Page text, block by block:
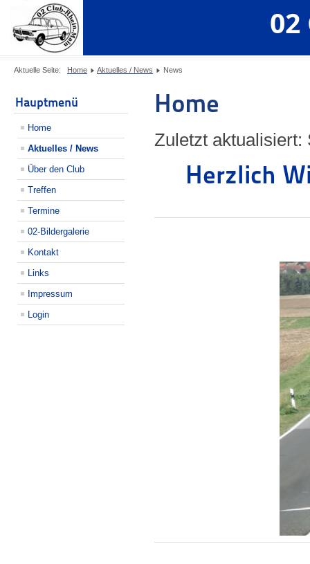
02
Aktuelle Seite: Home Aktuelles / News News
Hauptmenü
Home
Aktuelles / News
Über den Club
Treffen
Termine
02-Bildergalerie
Kontakt
Links
Impressum
Login
Home
Zuletzt aktualisiert:
Herzlich